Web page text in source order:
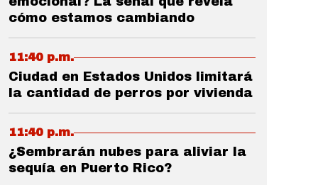
cómo estamos cambiando
11:40 p.m.
Ciudad en Estados Unidos limitará
la cantidad de perros por vivienda
11:40 p.m.
¿Sembrarán nubes para aliviar la
sequía en Puerto Rico?